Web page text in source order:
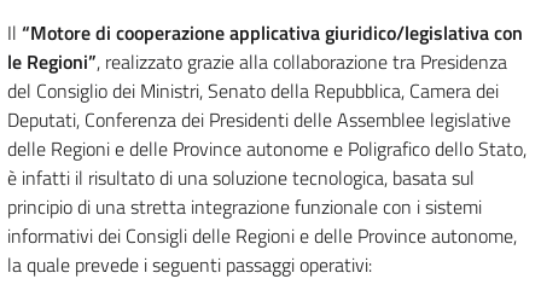
Il “Motore di cooperazione applicativa giuridico/legislativa con
le Regioni”, realizzato grazie alla collaborazione tra Presidenza
del Consiglio dei Ministri, Senato della Repubblica, Camera dei
Deputati, Conferenza dei Presidenti delle Assemblee legislative
delle Regioni e delle Province autonome e Poligrafico dello Stato,
è infatti il risultato di una soluzione tecnologica, basata sul
principio di una stretta integrazione funzionale con i sistemi
informativi dei Consigli delle Regioni e delle Province autonome,
la quale prevede i seguenti passaggi operativi: